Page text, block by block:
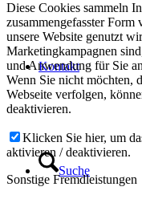
Kontakt
Suche
Diese Cookies sammeln
zusammengefasster
unsere Website genutzt
Marketingkampagnen
und Anwendung für Sie
Wenn Sie nicht möchten,
Webseite verfolgen,
deaktivieren.
Klicken Sie hier, um
aktivieren / deaktivieren.
Sonstige Fremdleistungen